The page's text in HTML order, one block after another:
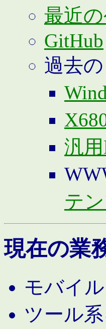
最近
GitHub
過去
汎
テ
現在の業
モバイ
ツール